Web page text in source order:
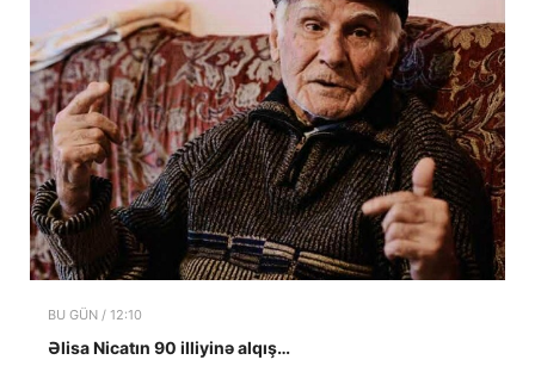
BU GÜN / 12:10
Əlisa Nicatın 90 illiyinə alqış…